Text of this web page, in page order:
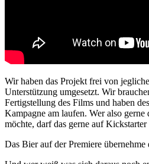
Wir haben das Projekt frei von
Unterstützung umgesetzt. Wir
Fertigstellung des Films und haben
Kampagne am laufen. Wer also gerne
möchte, darf das gerne auf Kickstarter
Das Bier auf der Premiere übernehme